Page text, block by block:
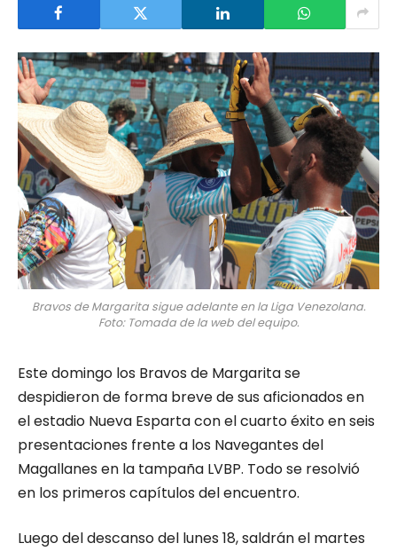
Bravos de Margarita sigue adelante en la Liga Venezolana.
Foto: Tomada de la web del equipo.
Este domingo los Bravos de Margarita se
despidieron de forma breve de sus aficionados en
el estadio Nueva Esparta con el cuarto éxito en seis
presentaciones frente a los Navegantes del
Magallanes en la tampaña LVBP. Todo se resolvió
en los primeros capítulos del encuentro.
Luego del descanso del lunes 18, saldrán el martes